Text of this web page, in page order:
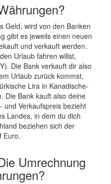
Geld, wird von den Banken
gibt es jeweils einen neuen
und verkauft werden.
Urlaub fahren willst,
Die Bank verkauft dir also
Urlaub zurück kommst,
Lira in Kanadische-
Die Bank kauft also deine
und Verkaufspreis bezieht
Landes, in dem du dich
beziehen sich der
Euro.
Umrechnung